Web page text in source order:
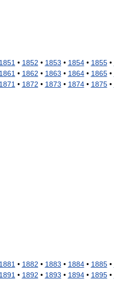
• 1852 • 1853 • 1854• 1855•
• 1862 • 1863 • 1864• 1865•
• 1872 • 1873 • 1874• 1875•
• 1882 • 1883 • 1884• 1885•
• 1892 • 1893 • 1894• 1895•